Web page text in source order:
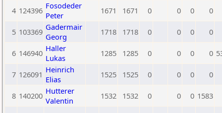
4 124396 Fosodeder
Peter
1671 1671 0 0 0 0
5 103369 Gadermair
Georg
1718 1718 0 0 0 0
6 146940 Haller
Lukas
1285 1285 0 0 0 0
7 126091 Heinrich
Elias
1525 1525 0 0 0 0
8 140200 Hutterer
Valentin
1532 1532 0 0 0 1583